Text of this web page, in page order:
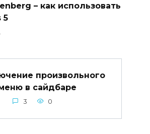
– как использовать
5
произвольного
в сайдбаре
3 0